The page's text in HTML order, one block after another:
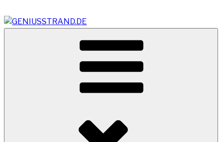
Inhalt
springen
GENIUSSTRAND.DE
Vom Geniusstrand zum JadeWeserPort/Container
Terminal Wilhelmshaven